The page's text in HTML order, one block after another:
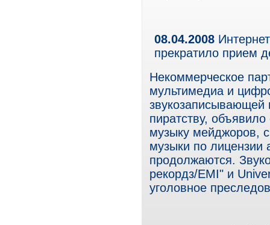
08.04.2008
прекратило прием
Некоммерческое
мультимедиа и
звукозаписывающей
пиратству,
музыку мейджоров,
музыки по
продолжаются.
рекордз/EMI" и
уголовное